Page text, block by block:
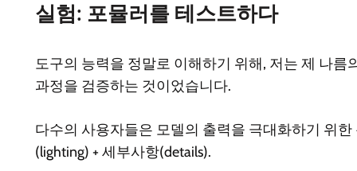
실험: 포뮬러를 테스트하다
도구의 능력을 정말로 이해하기 위해, 저는 제 나
과정을 검증하는 것이었습니다.
다수의 사용자들은 모델의 출력을 극대화하기 위
(lighting) + 세부사항(details).